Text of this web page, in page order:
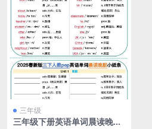
三年级
三年级下册英语单词晨读晚默